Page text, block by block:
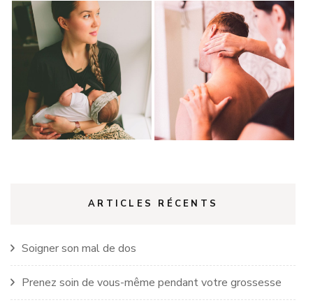
ARTICLES RÉCENTS
Soigner son mal de dos
Prenez soin de vous-même pendant votre grossesse